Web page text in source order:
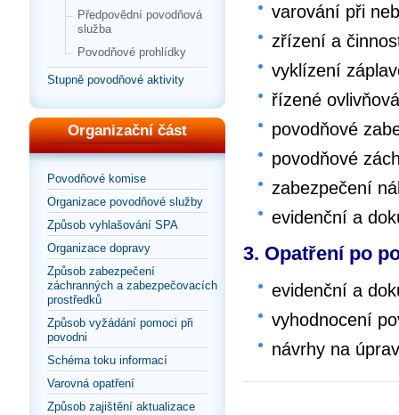
Předpovědní povodňová
služba
Povodňové prohlídky
Stupně povodňové aktivity
Organizační část
Povodňové komise
Organizace povodňové služby
Způsob vyhlašování SPA
Organizace dopravy
Způsob zabezpečení
záchranných a zabezpečovacích
prostředků
Způsob vyžádání pomoci při
povodni
Schéma toku informací
Varovná opatření
Způsob zajištění aktualizace
varování při
zřízení a
vyklízení
řízené
povodňové
povodňové
zabezpečení
evidenční a
3. Opatření po
evidenční a
vyhodnocení
návrhy na